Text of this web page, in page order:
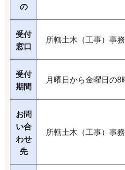
の
受付
窓口
所轄土木（工事）事
受付
期間
月曜日から金曜日の
お問
い合
わせ
先
所轄土木（工事）事